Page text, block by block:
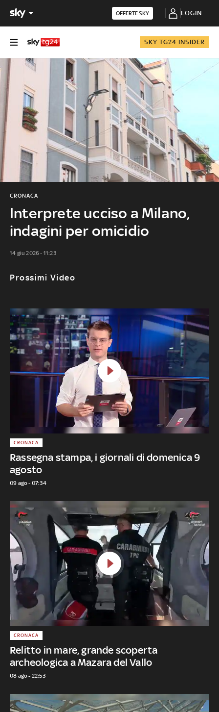
OFFERTE SKY LOGIN
SKY TG24 INSIDER
Interprete ucciso a Milano,
indagini per omicidio
CRONACA
14 giu 2026 - 11:23
Prossimi Video
Rassegna stampa, i giornali di domenica 9
agosto
CRONACA
09 ago - 07:34
Relitto in mare, grande scoperta
archeologica a Mazara del Vallo
CRONACA
08 ago - 22:53